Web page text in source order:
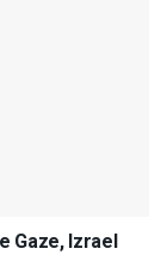
Gaze, Izrael